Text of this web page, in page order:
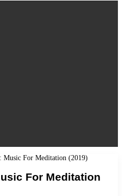
Music For Meditation (2019)
For Meditation